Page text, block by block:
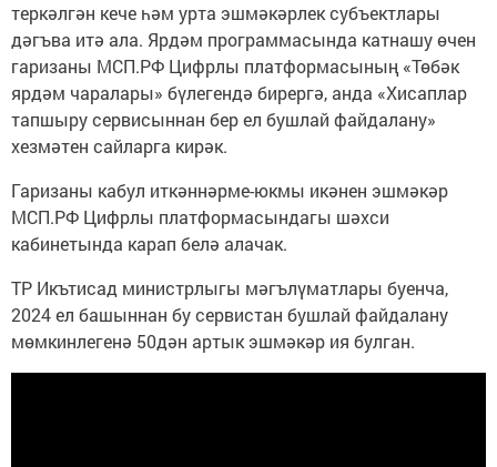
теркәлгән кече һәм урта эшмәкәрлек субъектлары
дәгъва итә ала. Ярдәм программасында катнашу өчен
гаризаны МСП.РФ Цифрлы платформасының «Төбәк
ярдәм чаралары» бүлегендә бирергә, анда «Хисаплар
тапшыру сервисыннан бер ел бушлай файдалану»
хезмәтен сайларга кирәк.
Гаризаны кабул иткәннәрме-юкмы икәнен эшмәкәр
МСП.РФ Цифрлы платформасындагы шәхси
кабинетында карап белә алачак.
ТР Икътисад министрлыгы мәгълүматлары буенча,
2024 ел башыннан бу сервистан бушлай файдалану
мөмкинлегенә 50дән артык эшмәкәр ия булган.